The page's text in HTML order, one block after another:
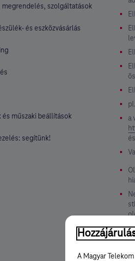
a
megrendelés, szolgáltatások
és eszközvásárlás
és műszaki beállítások
segítünk!
A Magyar